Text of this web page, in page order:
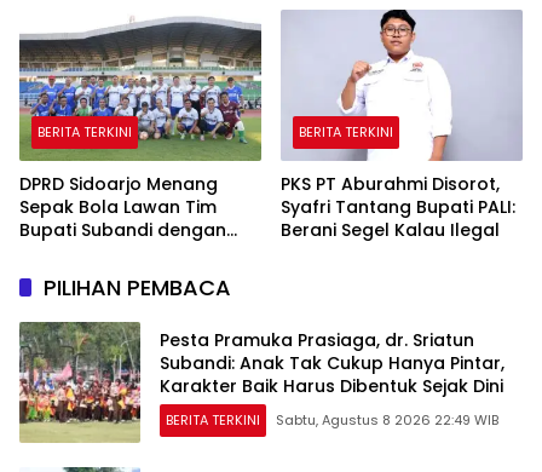
untuk Warga
hingga Baksos Gratis
BERITA TERKINI
DPRD Sidoarjo Menang
Sepak Bola Lawan Tim
Bupati Subandi dengan
BERITA TERKINI
PKS PT Aburahmi Disorot,
Syafri Tantang Bupati PALI:
Berani Segel Kalau Ilegal
PILIHAN PEMBACA
Pesta Pramuka Prasiaga, dr. Sriatun
Subandi: Anak Tak Cukup Hanya Pintar,
Karakter Baik Harus Dibentuk Sejak Dini
BERITA TERKINI Sabtu, Agustus 8 2026 22:49 WIB